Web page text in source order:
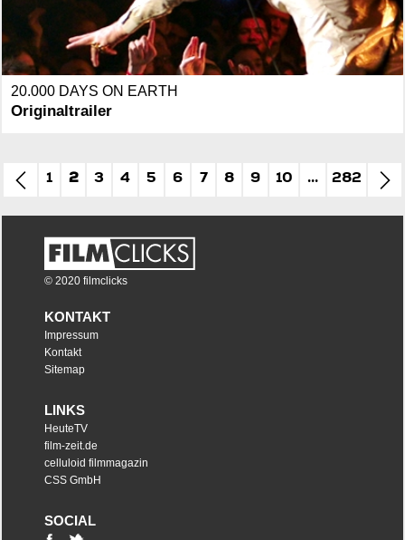
20.000 DAYS ON EARTH
Originaltrailer
1 2 3 4 5 6 7 8 9 10 ... 282
© 2020 filmclicks
KONTAKT
Impressum
Kontakt
Sitemap
LINKS
HeuteTV
film-zeit.de
celluloid filmmagazin
CSS GmbH
SOCIAL